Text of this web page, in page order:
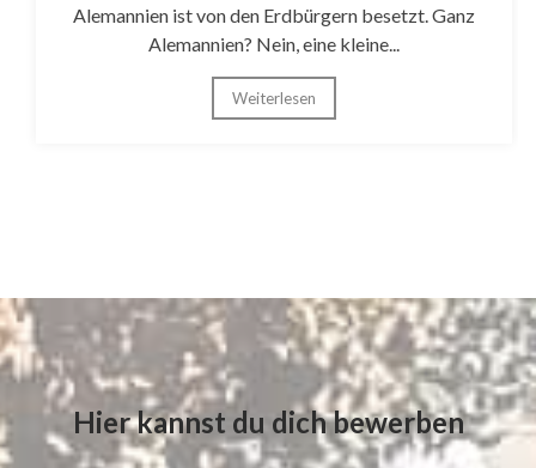
Alemannien ist von den Erdbürgern besetzt. Ganz
Alemannien? Nein, eine kleine...
Weiterlesen
Hier kannst du dich bewerben